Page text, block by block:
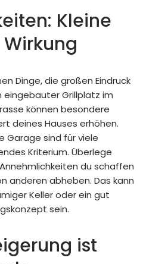
Kleine
Dinge, die großen Eindruck
eingebauter Grillplatz im
können besondere
deines Hauses erhöhen.
Garage sind für viele
Kriterium. Überlege
du schaffen
anderen abheben. Das kann
Keller oder ein gut
sein.
ist